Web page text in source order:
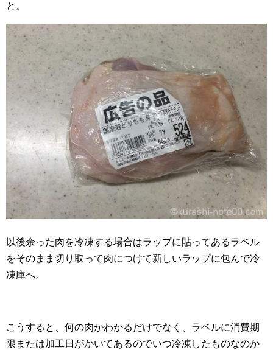
と。
以後余った肉を冷凍する場合はラップに貼ってあるラベル
をそのまま切り取って肉につけて新しいラップに包んで冷
凍庫へ。
こうすると、何の肉かわかるだけでなく、ラベルに消費期
限または加工日がかいてあるのでいつ冷凍したものなのか